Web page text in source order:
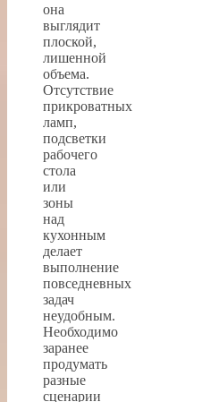
она
выглядит
плоской,
лишенной
объема.
Отсутствие
прикроватных
ламп,
подсветки
рабочего
стола
или
зоны
над
кухонным
делает
выполнение
повседневных
задач
неудобным.
Необходимо
заранее
продумать
разные
сценарии